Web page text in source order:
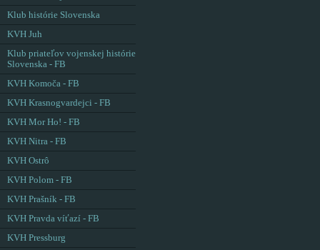
Klub histórie Slovenska
KVH Juh
Klub priateľov vojenskej histórie
Slovenska - FB
KVH Komoča - FB
KVH Krasnogvardejci - FB
KVH Mor Ho! - FB
KVH Nitra - FB
KVH Ostrô
KVH Polom - FB
KVH Prašník - FB
KVH Pravda víťazí - FB
KVH Pressburg